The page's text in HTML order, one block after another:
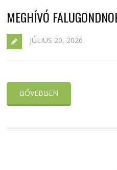
MEGHÍVÓ
JÚLIUS 20, 2026
BŐVEBBEN